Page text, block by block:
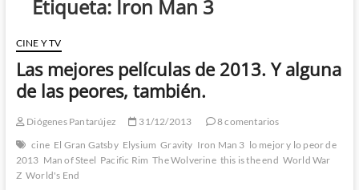
Etiqueta: Iron Man 3
CINE Y TV
Las mejores películas de 2013. Y alguna
de las peores, también.
Diógenes Pantarújez 31/12/2013
8 comentarios
cine El Gran Gatsby Elysium Gravity Iron Man 3 lo mejor y lo peor de
2013 Man of Steel Pacific Rim The Wolverine this is the end World War
Z World's End